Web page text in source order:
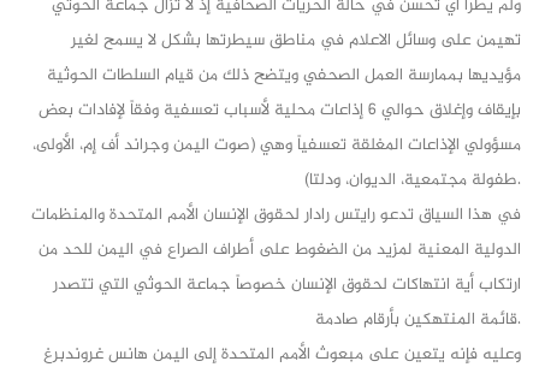
تهيمن على وسائل الاعلام في مناطق سيطرتها بشكل لا يسمح لغير
مؤيديها بممارسة العمل الصحفي ويتضح ذلك من قيام السلطات الحوثية
بإيقاف وإغلاق حوالي 6 إذاعات محلية لأسباب تعسفية وفقاً لإفادات بعض
مسؤولي الإذاعات المغلقة تعسفياً وهي (صوت اليمن وجراند أف إم، الأولى،
طفولة مجتمعية، الديوان، ودلتا).
في هذا السياق تدعو رايتس رادار لحقوق الإنسان الأمم المتحدة والمنظمات
الدولية المعنية لمزيد من الضغوط على أطراف الصراع في اليمن للحد من
ارتكاب أية انتهاكات لحقوق الإنسان خصوصاً جماعة الحوثي التي تتصدر
قائمة المنتهكين بأرقام صادمة.
وعليه فإنه يتعين على مبعوث الأمم المتحدة إلى اليمن هانس غروندبرغ